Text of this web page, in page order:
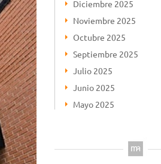
Diciembre 2025
Noviembre 2025
Octubre 2025
Septiembre 2025
Julio 2025
Junio 2025
Mayo 2025